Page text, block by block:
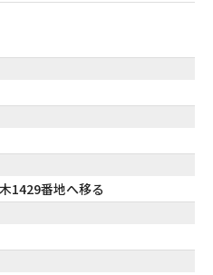
1429番地へ移る